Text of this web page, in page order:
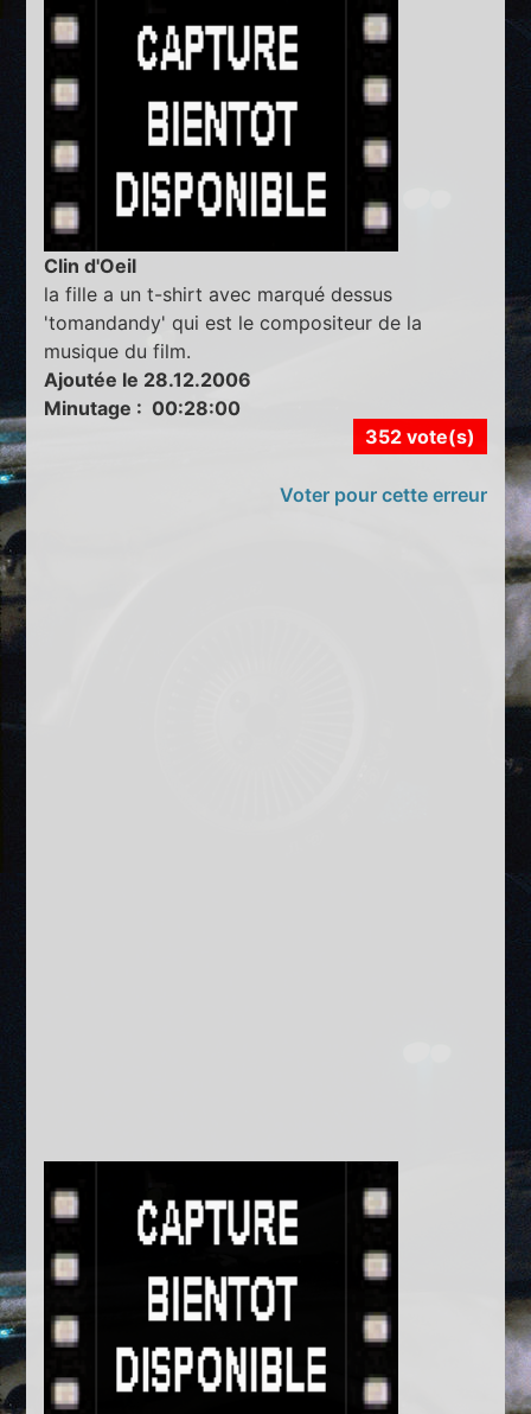
Clin d'Oeil
la fille a un t-shirt avec marqué dessus
'tomandandy' qui est le compositeur de la
musique du film.
Ajoutée le 28.12.2006
Minutage : 00:28:00
352 vote(s)
Voter pour cette erreur